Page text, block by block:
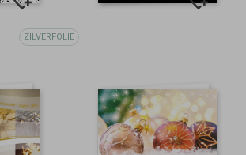
ZILVERFOLIE